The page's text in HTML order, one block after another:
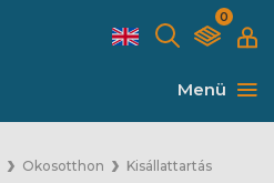
0
Menü
Okosotthon Kisállattartás